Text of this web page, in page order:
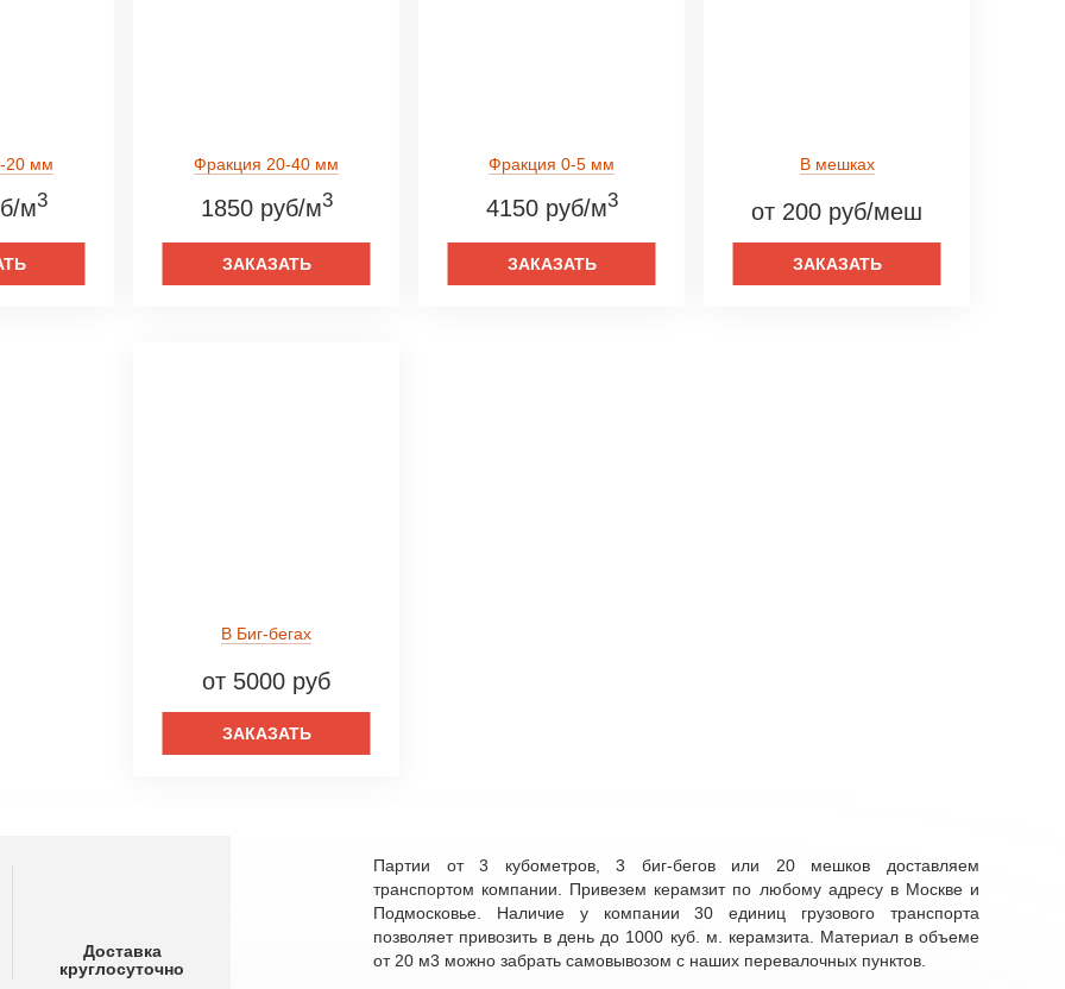
20 мм
м3
Фракция 20-40 мм
1850 руб/м3
ЗАКАЗАТЬ
Фракция 0-5 мм
4150 руб/м3
ЗАКАЗАТЬ
В мешках
от 200 руб/меш
ЗАКАЗАТЬ
В Биг-бегах
от 5000 руб
ЗАКАЗАТЬ
Доставка
круглосуточно
Партии от 3 кубометров, 3 биг-бегов или 20 мешков доставляем
транспортом компании. Привезем керамзит по любому адресу в Москве и
Подмосковье. Наличие у компании 30 единиц грузового транспорта
позволяет привозить в день до 1000 куб. м. керамзита. Материал в объеме
от 20 м3 можно забрать самовывозом с наших перевалочных пунктов.